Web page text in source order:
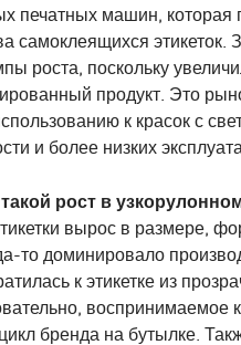
печатных машин, которая
самоклеящихся этикеток.
роста, поскольку
продукт. Это
к красок с
и более низких
рост в
вырос в размере,
то доминировало
к этикетке из
воспринимаемое
бренда на бутылке.